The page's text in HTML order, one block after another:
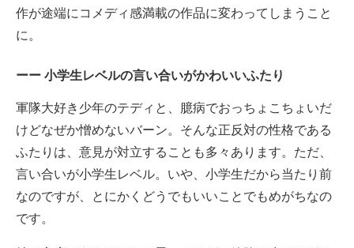
作が途端にコメディ感満載の作品に変わってしまうこと
に。
小学生レベルの言い合いがかわいいふたり
軍隊大好き少年のテディと、臆病でおっちょこちょいだ
けどなぜか憎めないバーン。そんな正反対の性格である
ふたりは、意見が対立することも多々あります。ただ、
言い合いが小学生レベル。いや、小学生だから当たり前
なのですが、とにかくどうでもいいことでもめがちなの
です。